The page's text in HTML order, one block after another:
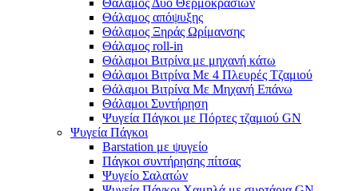
Θάλαμος Δυο Θερμοκρασιών
Θάλαμος απόψυξης
Θάλαμος Ξηράς Ωρίμανσης
Θάλαμος roll-in
Θάλαμοι Βιτρίνα με μηχανή κάτω
Θάλαμοι Βιτρίνα Με 4 Πλευρές Τζαμιού
Θάλαμοι Βιτρίνα Με Μηχανή Επάνω
Θάλαμοι Συντήρηση
Ψυγεία Πάγκοι με Πόρτες τζαμιού GN
Ψυγεία Πάγκοι
Barstation με ψυγείο
Πάγκοι συντήρησης πίτσας
Ψυγείο Σαλατών